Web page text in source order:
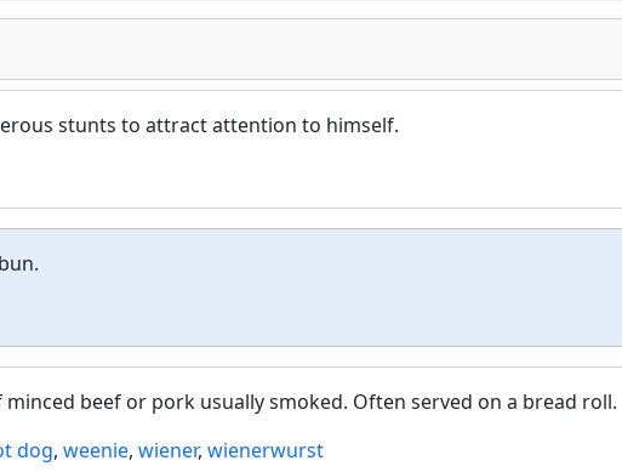
stunts to attract attention to himself.
beef or pork usually smoked. Often served on a bread roll.
dog, weenie, wiener, wienerwurst